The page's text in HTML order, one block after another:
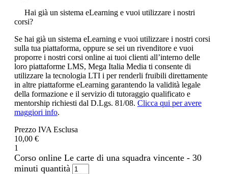
Hai già un sistema eLearning e vuoi utilizzare i nostri
corsi?
Se hai già un sistema eLearning e vuoi utilizzare i nostri corsi
sulla tua piattaforma, oppure se sei un rivenditore e vuoi
proporre i nostri corsi online ai tuoi clienti all’interno delle
loro piattaforme LMS, Mega Italia Media ti consente di
utilizzare la tecnologia LTI i per renderli fruibili direttamente
in altre piattaforme eLearning garantendo la validità legale
della formazione e il servizio di tutoraggio qualificato e
mentorship richiesti dal D.Lgs. 81/08. Clicca qui per avere
maggiori info.
Prezzo IVA Esclusa
10,00 €
1
Corso online Le carte di una squadra vincente - 30
minuti quantità